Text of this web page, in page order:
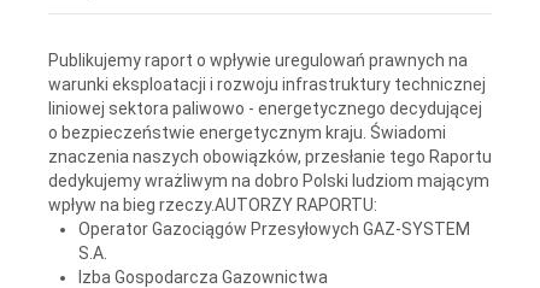
Publikujemy raport o wpływie uregulowań prawnych na
warunki eksploatacji i rozwoju infrastruktury technicznej
liniowej sektora paliwowo - energetycznego decydującej
o bezpieczeństwie energetycznym kraju. Świadomi
znaczenia naszych obowiązków, przesłanie tego Raportu
dedykujemy wrażliwym na dobro Polski ludziom mającym
wpływ na bieg rzeczy.AUTORZY RAPORTU:
Operator Gazociągów Przesyłowych GAZ-SYSTEM
S.A.
Izba Gospodarcza Gazownictwa